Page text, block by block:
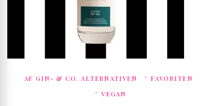
AF GIN- & CO. ALTERNATIVEN
FAVORITEN
VEGAN